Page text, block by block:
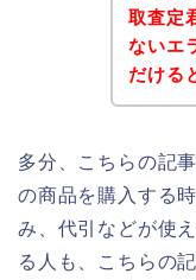
取査定
ないエ
だける
多分、こちらの記
の商品を購入する
み、代引などが使
る人も、こちらの